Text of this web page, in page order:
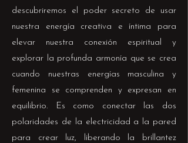
descubriremos el poder secreto de usar
nuestra energía creativa e íntima para
elevar nuestra conexión espiritual y
explorar la profunda armonía que se crea
cuando nuestras energías masculina y
femenina se comprenden y expresan en
equilibrio. Es como conectar las dos
polaridades de la electricidad a la pared
para crear luz, liberando la brillantez